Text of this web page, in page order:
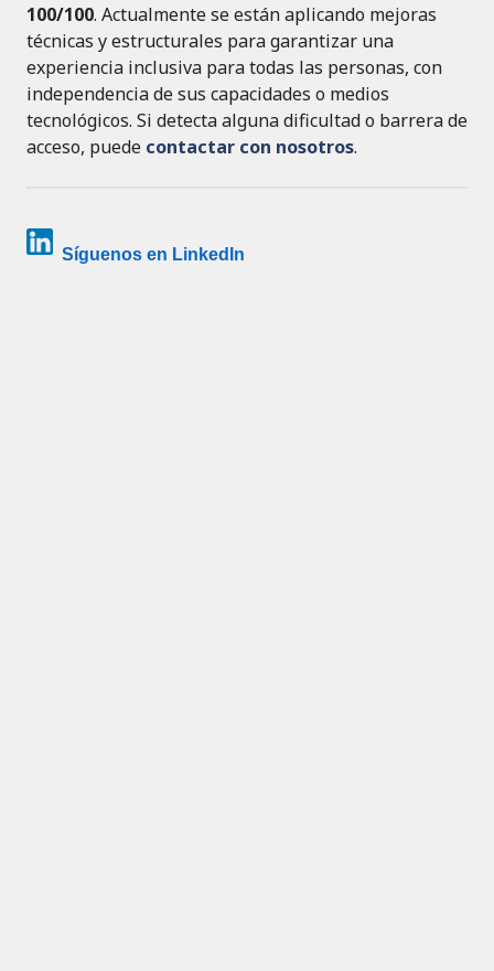
100/100. Actualmente se están aplicando mejoras
técnicas y estructurales para garantizar una
experiencia inclusiva para todas las personas, con
independencia de sus capacidades o medios
tecnológicos. Si detecta alguna dificultad o barrera de
acceso, puede contactar con nosotros.
Síguenos en LinkedIn